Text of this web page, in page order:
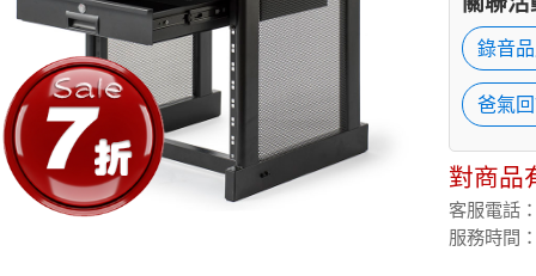
錄音
爸氣
對商品
客服電話
服務時間